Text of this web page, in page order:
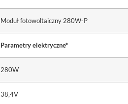
Moduł fotowoltaiczny 280W-P
Parametry elektryczne*
280W
38,4V